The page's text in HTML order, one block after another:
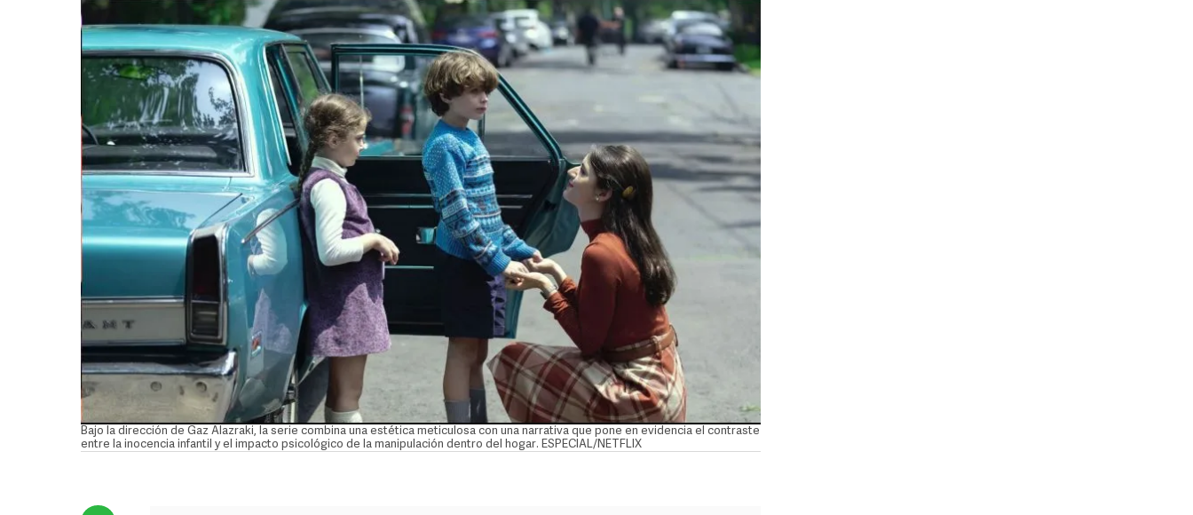
Bajo la dirección de Gaz Alazraki, la serie combina una estética meticulosa con una narrativa que pone en evidencia el contraste
entre la inocencia infantil y el impacto psicológico de la manipulación dentro del hogar. ESPECIAL/NETFLIX